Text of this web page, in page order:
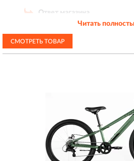
Ответ магазина
подседельный зажим на
Читать
СМОТРЕТЬ ТОВАР